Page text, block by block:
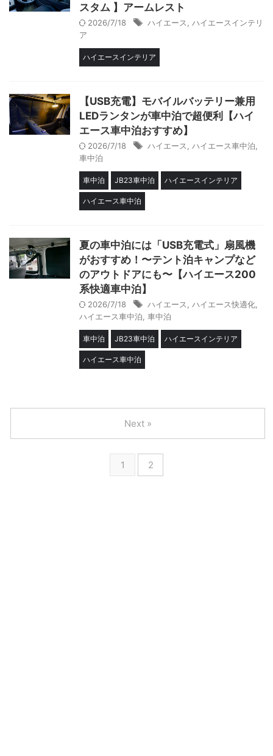
スタム 】アームレスト
2026/7/18 ハイエース, ハイエースインテリ
ア
ハイエースインテリア
【USB充電】モバイルバッテリー兼用
LEDランタンが車中泊で超便利【ハイ
エース車中泊おすすめ】
2026/7/18 ハイエース, ハイエース車中泊,
車中泊
車中泊 JB23車中泊 ハイエースインテリア
ハイエース車中泊
夏の車中泊には「USB充電式」扇風機
がおすすめ！〜テント泊キャンプなど
のアウトドアにも〜【ハイエース200
系快適車中泊】
2026/7/18 ハイエース, ハイエース快適化,
ハイエース車中泊, 車中泊
車中泊 JB23車中泊 ハイエースインテリア
ハイエース車中泊
1 2
Next »